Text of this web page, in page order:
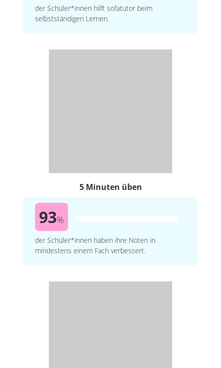
der Schüler*innen hilft sofatutor beim
selbstständigen Lernen.
5 Minuten üben
93%
der Schüler*innen haben ihre Noten in
mindestens einem Fach verbessert.